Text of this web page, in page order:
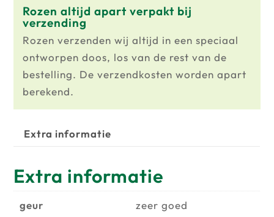
Rozen altijd apart verpakt bij
verzending
Rozen verzenden wij altijd in een speciaal
ontworpen doos, los van de rest van de
bestelling. De verzendkosten worden apart
berekend.
Extra informatie
Extra informatie
geur zeer goed